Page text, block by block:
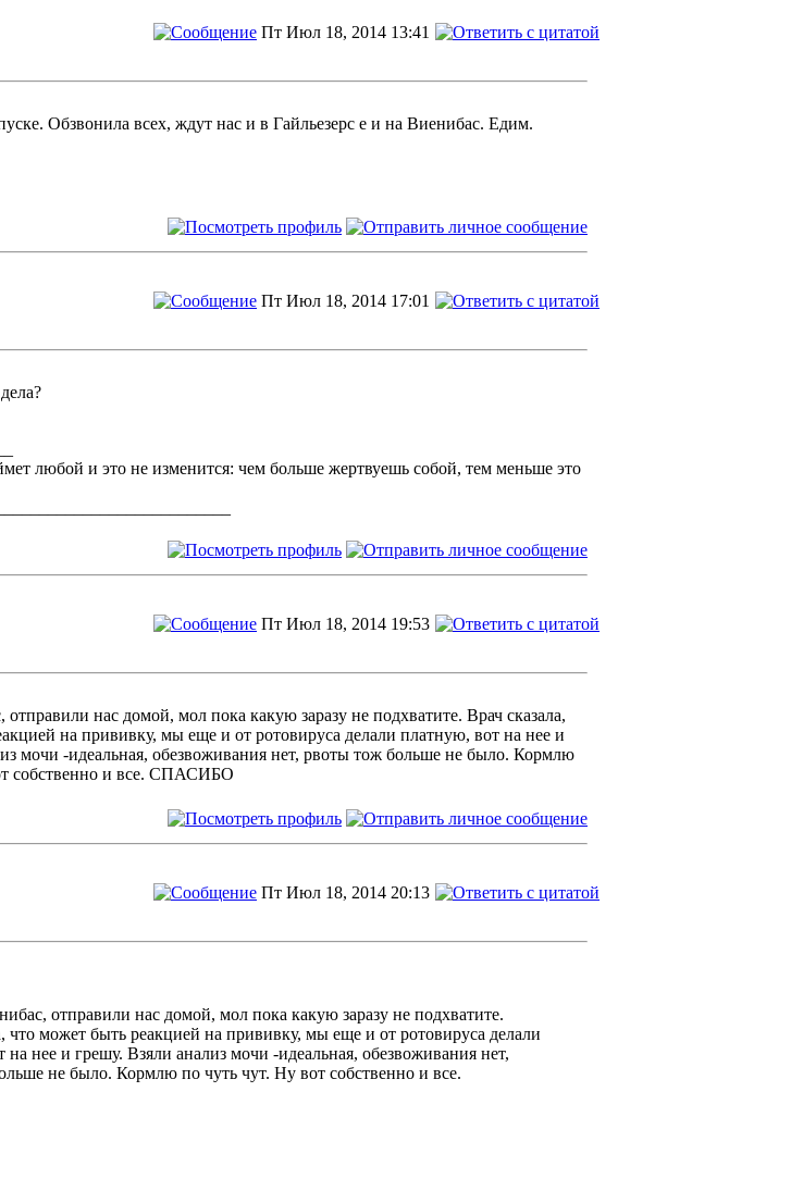
Пт Июл 18, 2014 13:41
Обзвонила всех, ждут нас и в Гайльезерс е и на Виенибас. Едим.
Пт Июл 18, 2014 17:01
любой и это не изменится: чем больше жертвуешь собой, тем меньше это
Пт Июл 18, 2014 19:53
нас домой, мол пока какую заразу не подхватите. Врач сказала,
на прививку, мы еще и от ротовируса делали платную, вот на нее и
мочи -идеальная, обезвоживания нет, рвоты тож больше не было. Кормлю
собственно и все. СПАСИБО
Пт Июл 18, 2014 20:13
отправили нас домой, мол пока какую заразу не подхватите.
что может быть реакцией на прививку, мы еще и от ротовируса делали
на нее и грешу. Взяли анализ мочи -идеальная, обезвоживания нет,
не было. Кормлю по чуть чут. Ну вот собственно и все.